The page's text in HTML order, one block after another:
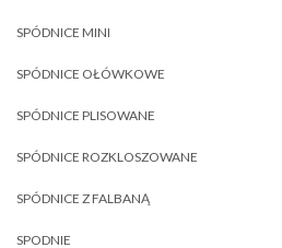
SPÓDNICE MINI
SPÓDNICE OŁÓWKOWE
SPÓDNICE PLISOWANE
SPÓDNICE ROZKLOSZOWANE
SPÓDNICE Z FALBANĄ
SPODNIE